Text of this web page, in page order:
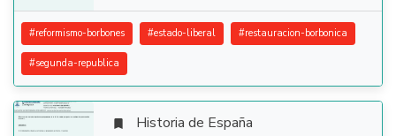
#reformismo-borbones #estado-liberal #restauracion-borbonica
#segunda-republica
 Historia de España